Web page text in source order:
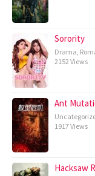
Sorority
Drama,
2152 Views
Ant
1917 Views
Hacksaw